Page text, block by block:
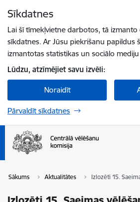
Sīkdatnes
Lai šī tīmekļvietne darbotos, tā
sīkdatnes. Ar Jūsu piekrišanu papildus
izmantotas statistikas un sociālo
Lūdzu, atzīmējiet savu izvēli:
Noraidīt
Pārvaldīt sīkdatnes
Sākums Aktualitātes Izlozēti 15.